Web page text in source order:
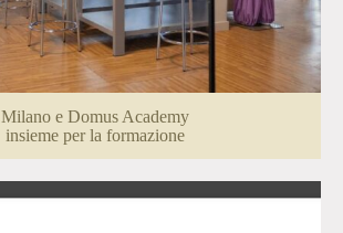
Milano e Domus Academy
insieme per la formazione